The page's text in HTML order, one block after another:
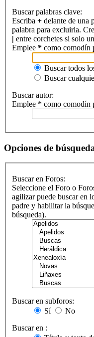
Buscar palabras clave:
Escriba + delante de una
palabra para excluirla.
| entre corchetes si solo
Emplee * como comodín
Buscar todos
Buscar
Buscar autor:
Emplee * como comodín
Opciones de
Buscar en Foros:
Seleccione el Foro o
agilizar puede buscar en
padre y habilitar la
búsqueda).
Buscar en subforos:
Sí
No
Buscar en :